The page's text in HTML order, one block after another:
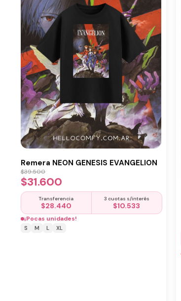
Remera NEON GENESIS EVANGELION
$39.500
$31.600
Transferencia
$28.440
3 cuotas s/interés
$10.533
¡Pocas unidades!
S M L XL